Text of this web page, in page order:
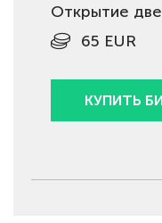
Открытие
65 EUR
КУПИТЬ